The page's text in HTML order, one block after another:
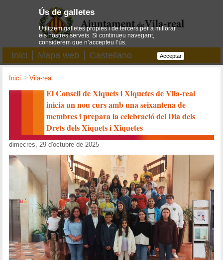
Inici Mapa web Castellano
Inici ->Vila-real
El Consell de Xiquets i Xiquetes de Vila-real
inicia un nou curs amb una seixantena de
membres i prepara la celebració del Dia dels
Drets dels Xiquets i Xiquetes
dimecres, 29 d'octubre de 2025
Ús de galletes
Utilitzem galletes pròpies i de tercers per a millorar
els nostres serveis. Si continueu navegant,
considerem que n’accepteu l’ús.
Acceptar